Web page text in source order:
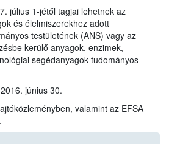
július 1-jétől tagjai lehetnek az
és élelmiszerekhez adott
testületének (ANS) vagy az
kerülő anyagok, enzimek,
segédanyagok tudományos
június 30.
valamint az EFSA